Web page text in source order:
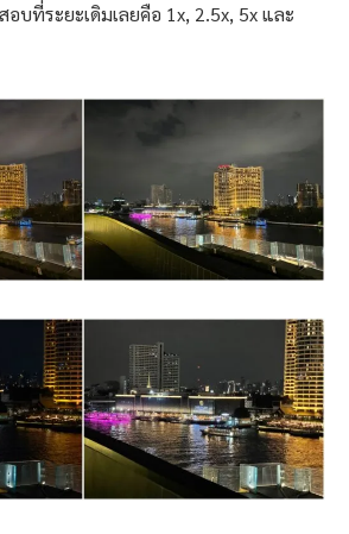
บที่ระยะเดิมเลยคือ 1x, 2.5x, 5x และ